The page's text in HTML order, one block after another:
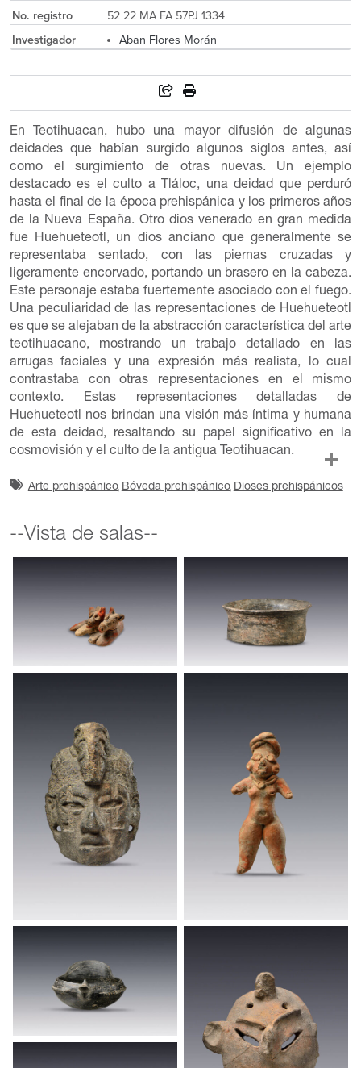
No. registro
52 22 MA FA 57PJ 1334
Investigador
Aban Flores Morán
En Teotihuacan, hubo una mayor difusión de algunas
deidades que habían surgido algunos siglos antes, así
como el surgimiento de otras nuevas. Un ejemplo
destacado es el culto a Tláloc, una deidad que perduró
hasta el final de la época prehispánica y los primeros años
de la Nueva España. Otro dios venerado en gran medida
fue Huehueteotl, un dios anciano que generalmente se
representaba sentado, con las piernas cruzadas y
ligeramente encorvado, portando un brasero en la cabeza.
Este personaje estaba fuertemente asociado con el fuego.
Una peculiaridad de las representaciones de Huehueteotl
es que se alejaban de la abstracción característica del arte
teotihuacano, mostrando un trabajo detallado en las
arrugas faciales y una expresión más realista, lo cual
contrastaba con otras representaciones en el mismo
contexto. Estas representaciones detalladas de
Huehueteotl nos brindan una visión más íntima y humana
de esta deidad, resaltando su papel significativo en la
cosmovisión y el culto de la antigua Teotihuacan.
Arte prehispánico Bóveda prehispánico Dioses prehispánicos
--Vista de salas--